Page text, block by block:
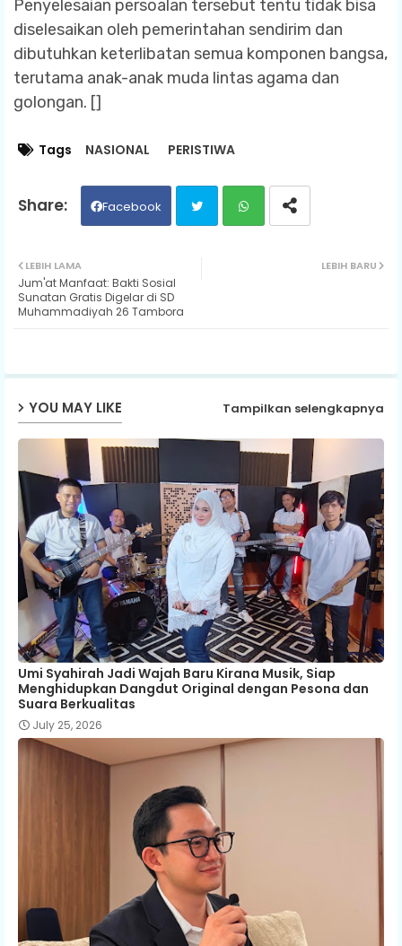
Penyelesaian persoalan tersebut tentu tidak bisa
diselesaikan oleh pemerintahan sendirim dan
dibutuhkan keterlibatan semua komponen bangsa,
terutama anak-anak muda lintas agama dan
golongan. []
Tags NASIONAL PERISTIWA
Facebook
LEBIH BARU
LEBIH LAMA
Jum'at Manfaat: Bakti Sosial
Sunatan Gratis Digelar di SD
Muhammadiyah 26 Tambora
YOU MAY LIKE Tampilkan selengkapnya
Umi Syahirah Jadi Wajah Baru Kirana Musik, Siap
Menghidupkan Dangdut Original dengan Pesona dan
Suara Berkualitas
July 25, 2026